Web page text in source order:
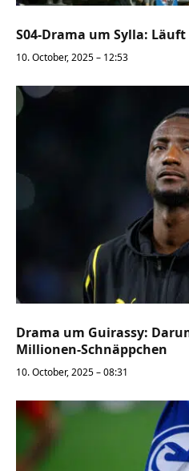
S04-Drama um Sylla:
10. October, 2025 – 12:53
Drama um Guirassy:
Millionen-Schnäppchen
10. October, 2025 – 08:31